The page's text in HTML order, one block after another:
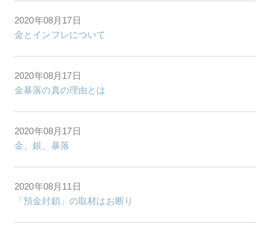
2020年08月17日
金とインフレについて
2020年08月17日
金暴落の真の理由とは
2020年08月17日
金、銀、暴落
2020年08月11日
「預金封鎖」の取材はお断り